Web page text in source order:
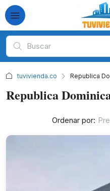
tuvivienda.co Republica
Republica
Ordenar por: